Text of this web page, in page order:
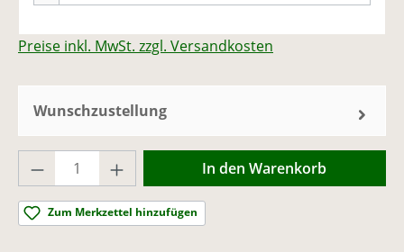
Preise inkl. MwSt. zzgl. Versandkosten
Wunschzustellung
Produkt Anzahl: Gib den gewünschten
In den Warenkorb
Zum Merkzettel hinzufügen